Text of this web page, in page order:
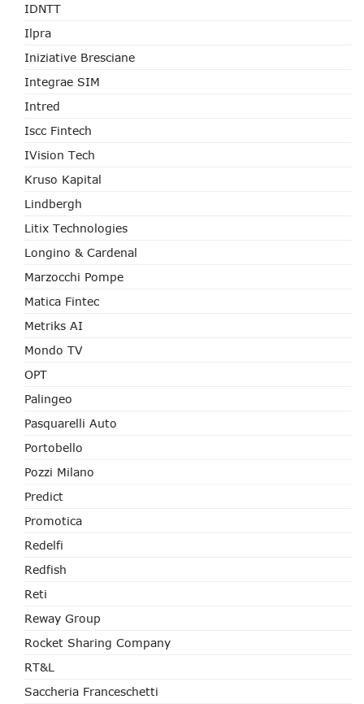
IDNTT
Ilpra
Iniziative Bresciane
Integrae SIM
Intred
Iscc Fintech
IVision Tech
Kruso Kapital
Lindbergh
Litix Technologies
Longino & Cardenal
Marzocchi Pompe
Matica Fintec
Metriks AI
Mondo TV
OPT
Palingeo
Pasquarelli Auto
Portobello
Pozzi Milano
Predict
Promotica
Redelfi
Redfish
Reti
Reway Group
Rocket Sharing Company
RT&L
Saccheria Franceschetti